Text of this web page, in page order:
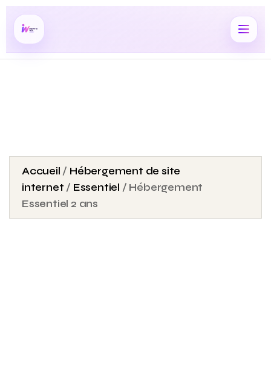
Accueil / Hébergement de site
internet / Essentiel / Hébergement
Essentiel 2 ans